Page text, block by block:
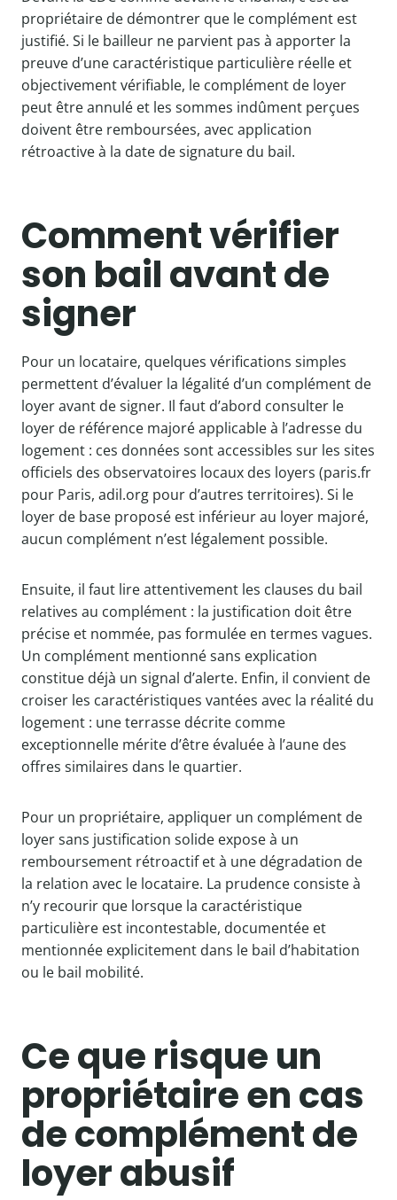
propriétaire de démontrer que le complément est
justifié. Si le bailleur ne parvient pas à apporter la
preuve d’une caractéristique particulière réelle et
objectivement vérifiable, le complément de loyer
peut être annulé et les sommes indûment perçues
doivent être remboursées, avec application
rétroactive à la date de signature du bail.
Comment vérifier
son bail avant de
signer
Pour un locataire, quelques vérifications simples
permettent d’évaluer la légalité d’un complément de
loyer avant de signer. Il faut d’abord consulter le
loyer de référence majoré applicable à l’adresse du
logement : ces données sont accessibles sur les sites
officiels des observatoires locaux des loyers (paris.fr
pour Paris, adil.org pour d’autres territoires). Si le
loyer de base proposé est inférieur au loyer majoré,
aucun complément n’est légalement possible.
Ensuite, il faut lire attentivement les clauses du bail
relatives au complément : la justification doit être
précise et nommée, pas formulée en termes vagues.
Un complément mentionné sans explication
constitue déjà un signal d’alerte. Enfin, il convient de
croiser les caractéristiques vantées avec la réalité du
logement : une terrasse décrite comme
exceptionnelle mérite d’être évaluée à l’aune des
offres similaires dans le quartier.
Pour un propriétaire, appliquer un complément de
loyer sans justification solide expose à un
remboursement rétroactif et à une dégradation de
la relation avec le locataire. La prudence consiste à
n’y recourir que lorsque la caractéristique
particulière est incontestable, documentée et
mentionnée explicitement dans le bail d’habitation
ou le bail mobilité.
Ce que risque un
propriétaire en cas
de complément de
loyer abusif